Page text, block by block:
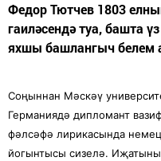
Федор Тютчев 1803
гаиләсендә туа, башта
яхшы башлангыч белем
Соңыннан Мәскәү
Германиядә дипломант
фәлсәфә лирикасында
йогынтысы сизелә.